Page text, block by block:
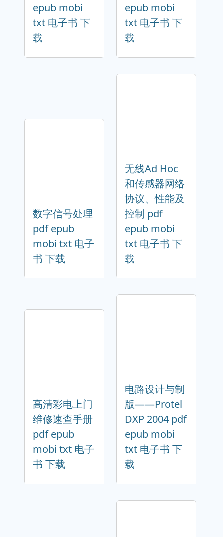
epub mobi
txt 电子书 下
载
epub mobi
txt 电子书 下
载
数字信号处理
pdf epub
mobi txt 电子
书 下载
无线Ad Hoc
和传感器网络
协议、性能及
控制 pdf
epub mobi
txt 电子书 下
载
高清彩电上门
维修速查手册
pdf epub
mobi txt 电子
书 下载
电路设计与制
版——Protel
DXP 2004 pdf
epub mobi
txt 电子书 下
载